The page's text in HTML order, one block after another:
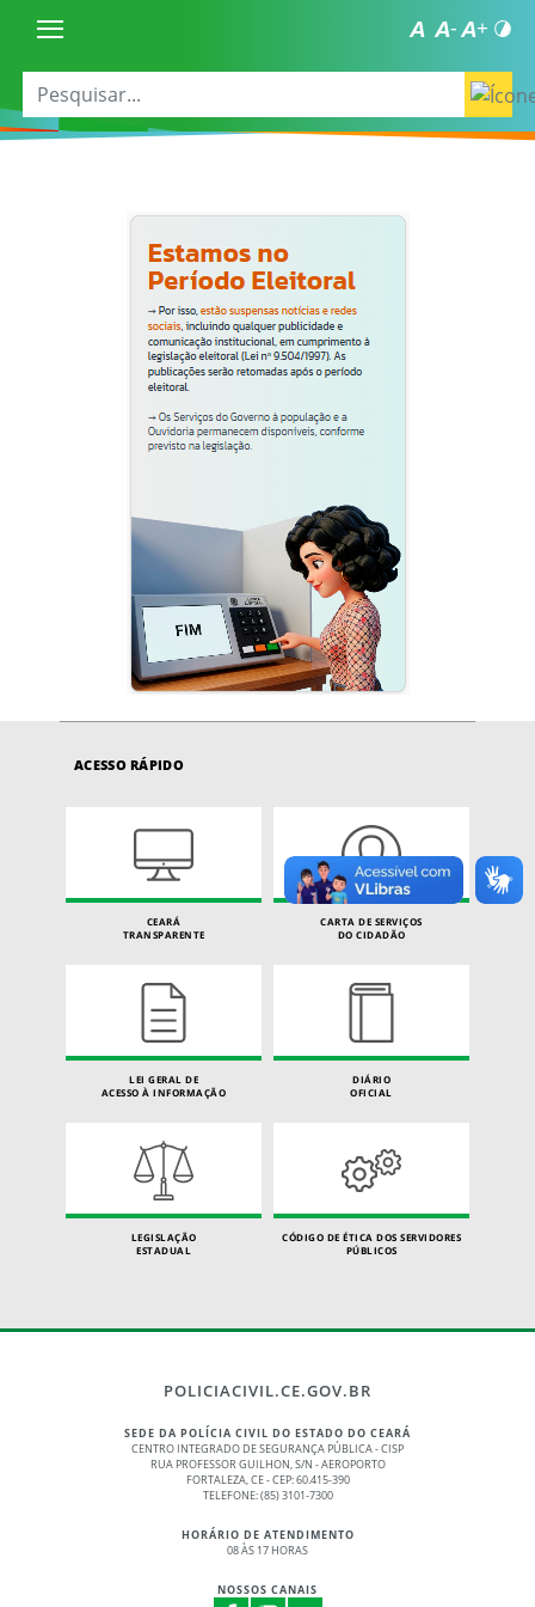
ACESSO RÁPIDO
CEARÁ
TRANSPARENTE
CARTA DE SERVIÇOS
DO CIDADÃO
LEI GERAL DE
ACESSO À INFORMAÇÃO
DIÁRIO
OFICIAL
LEGISLAÇÃO
ESTADUAL
CÓDIGO DE ÉTICA DOS SERVIDORES
PÚBLICOS
POLICIACIVIL.CE.GOV.BR
SEDE DA POLÍCIA CIVIL DO ESTADO DO CEARÁ
CENTRO INTEGRADO DE SEGURANÇA PÚBLICA - CISP
RUA PROFESSOR GUILHON, S/N - AEROPORTO
FORTALEZA, CE - CEP: 60.415-390
TELEFONE: (85) 3101-7300
HORÁRIO DE ATENDIMENTO
08 ÀS 17 HORAS
NOSSOS CANAIS